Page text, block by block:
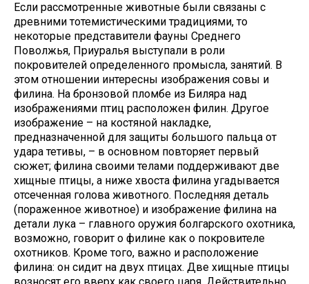
Если рассмотренные животные были связаны с
древними тотемистическими традициями, то
некоторые представители фауны Среднего
Поволжья, Приуралья выступали в роли
покровителей определенного промысла, занятий. В
этом отношении интересны изображения совы и
филина. На бронзовой пломбе из Биляра над
изображениями птиц расположен филин. Другое
изображение – на костяной накладке,
предназначенной для защиты большого пальца от
удара тетивы, – в основном повторяет первый
сюжет; филина своими телами поддерживают две
хищные птицы, а ниже хвоста филина угадывается
отсеченная голова животного. Последняя деталь
(пораженное животное) и изображение филина на
детали лука – главного оружия болгарского охотника,
возможно, говорит о филине как о покровителе
охотников. Кроме того, важно и расположение
филина: он сидит на двух птицах. Две хищные птицы